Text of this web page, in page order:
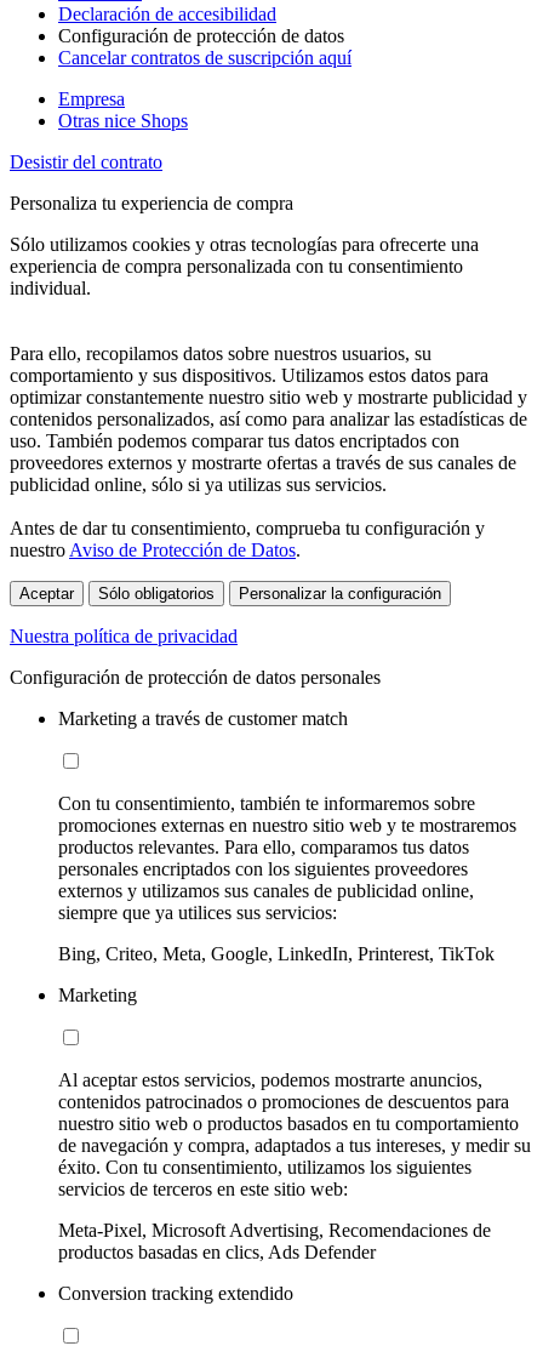
Declaración de accesibilidad
Configuración de protección de datos
Cancelar contratos de suscripción aquí
Empresa
Otras nice Shops
Desistir del contrato
Personaliza tu experiencia de compra
Sólo utilizamos cookies y otras tecnologías para ofrecerte una
experiencia de compra personalizada con tu consentimiento
individual.
Para ello, recopilamos datos sobre nuestros usuarios, su
comportamiento y sus dispositivos. Utilizamos estos datos para
optimizar constantemente nuestro sitio web y mostrarte publicidad y
contenidos personalizados, así como para analizar las estadísticas de
uso. También podemos comparar tus datos encriptados con
proveedores externos y mostrarte ofertas a través de sus canales de
publicidad online, sólo si ya utilizas sus servicios.
Antes de dar tu consentimiento, comprueba tu configuración y
nuestro Aviso de Protección de Datos.
Aceptar Sólo obligatorios Personalizar la configuración
Nuestra política de privacidad
Configuración de protección de datos personales
Marketing a través de customer match
Con tu consentimiento, también te informaremos sobre
promociones externas en nuestro sitio web y te mostraremos
productos relevantes. Para ello, comparamos tus datos
personales encriptados con los siguientes proveedores
externos y utilizamos sus canales de publicidad online,
siempre que ya utilices sus servicios:
Bing, Criteo, Meta, Google, LinkedIn, Printerest, TikTok
Marketing
Al aceptar estos servicios, podemos mostrarte anuncios,
contenidos patrocinados o promociones de descuentos para
nuestro sitio web o productos basados en tu comportamiento
de navegación y compra, adaptados a tus intereses, y medir su
éxito. Con tu consentimiento, utilizamos los siguientes
servicios de terceros en este sitio web:
Meta-Pixel, Microsoft Advertising, Recomendaciones de
productos basadas en clics, Ads Defender
Conversion tracking extendido